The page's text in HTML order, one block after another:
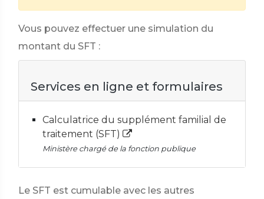
Vous pouvez effectuer une simulation du
montant du SFT :
Services en ligne et formulaires
Calculatrice du supplément familial de
traitement (SFT)
Ministère chargé de la fonction publique
Le SFT est cumulable avec les autres